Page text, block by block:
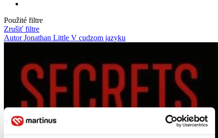
Použité filtre
Zrušiť filtre
Autor Jonathan Little V cudzom jazyku